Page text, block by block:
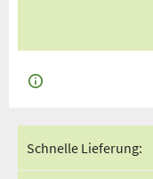
Schnelle Lieferung: